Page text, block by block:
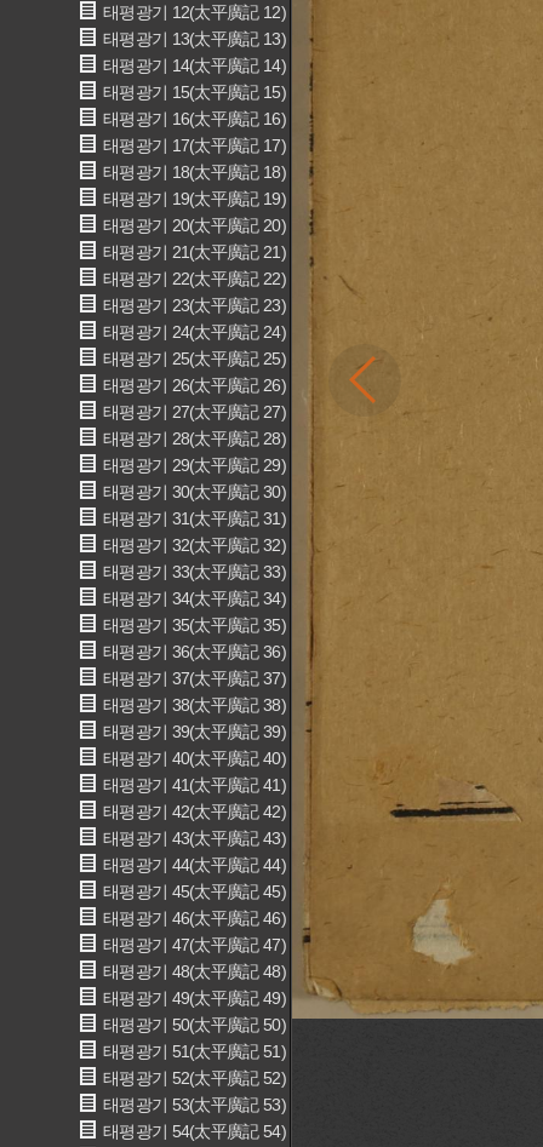
태평광기 12(太平廣記 12)
태평광기 13(太平廣記 13)
태평광기 14(太平廣記 14)
태평광기 15(太平廣記 15)
태평광기 16(太平廣記 16)
태평광기 17(太平廣記 17)
태평광기 18(太平廣記 18)
태평광기 19(太平廣記 19)
태평광기 20(太平廣記 20)
태평광기 21(太平廣記 21)
태평광기 22(太平廣記 22)
태평광기 23(太平廣記 23)
태평광기 24(太平廣記 24)
태평광기 25(太平廣記 25)
태평광기 26(太平廣記 26)
태평광기 27(太平廣記 27)
태평광기 28(太平廣記 28)
태평광기 29(太平廣記 29)
태평광기 30(太平廣記 30)
태평광기 31(太平廣記 31)
태평광기 32(太平廣記 32)
태평광기 33(太平廣記 33)
태평광기 34(太平廣記 34)
태평광기 35(太平廣記 35)
태평광기 36(太平廣記 36)
태평광기 37(太平廣記 37)
태평광기 38(太平廣記 38)
태평광기 39(太平廣記 39)
태평광기 40(太平廣記 40)
태평광기 41(太平廣記 41)
태평광기 42(太平廣記 42)
태평광기 43(太平廣記 43)
태평광기 44(太平廣記 44)
태평광기 45(太平廣記 45)
태평광기 46(太平廣記 46)
태평광기 47(太平廣記 47)
태평광기 48(太平廣記 48)
태평광기 49(太平廣記 49)
태평광기 50(太平廣記 50)
태평광기 51(太平廣記 51)
태평광기 52(太平廣記 52)
태평광기 53(太平廣記 53)
태평광기 54(太平廣記 54)